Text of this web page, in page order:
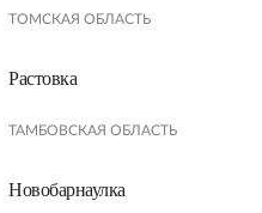
ТОМСКАЯ ОБЛАСТЬ
Растовка
ТАМБОВСКАЯ ОБЛАСТЬ
Новобарнаулка